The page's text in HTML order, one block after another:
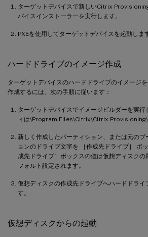
ターゲットデバイスで新しいCitrix
バイスインストーラーを実行します。
PXEを使用してターゲットデバイスを起動しま
ハードドライブのイメージ作成
ターゲットデバイスのハードドライブのイメージ
作成するには、次の手順に従います：
ターゲットデバイスでイメージビルダーを実
ィは\Program Files\Citrix\Citrix
新しく作成したパーティション、または元の
ョンのドライブ文字を ［作成先ドライブ］ ボ
成先ドライブ］ボックスの値は仮想ディスク
フォルト設定されます。
仮想ディスクの作成先ドライブへハードドライ
す。
仮想ディスクからの起動